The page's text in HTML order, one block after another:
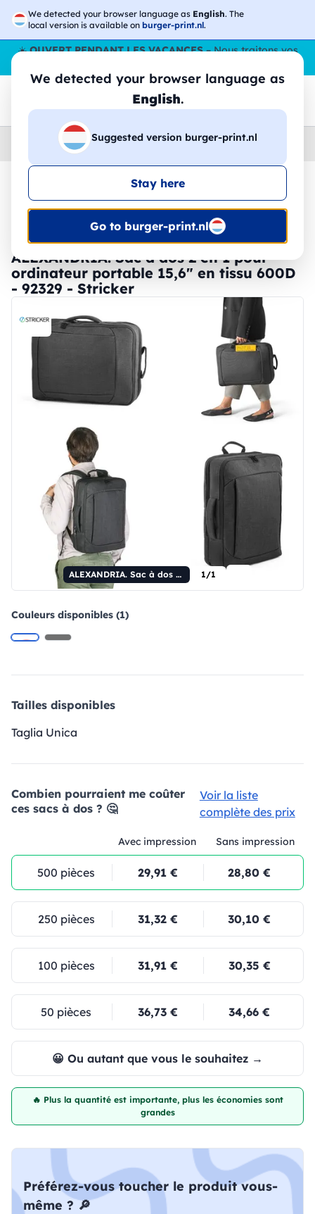
We detected your browser language as English. The
local version is available on burger-print.nl.
We detected your browser language as
English.
Suggested version burger-print.nl
Stay here
Go to burger-print.nl
☀️OUVERT PENDANT LES VACANCES– Nous traitons vos
Accessoires › sacs-a-dos-personnalises
🔥 Impression DTF à -30 %
ALEXANDRIA. Sac à dos 2 en 1 pour
ordinateur portable 15,6" en tissu 600D
- 92329 - Stricker
ALEXANDRIA. Sac à dos 2 en 1 pour ordinateur portable 15,6" en tissu 600D 1/1
Couleurs disponibles (1)
Tailles disponibles
Taglia Unica
Combien pourraient me coûter
ces sacs à dos ? 🤔
Voir la liste
complète des prix
Avec impression Sans impression
500 pièces 29,91 € 28,80 €
250 pièces 31,32 € 30,10 €
100 pièces 31,91 € 30,35 €
50 pièces 36,73 € 34,66 €
😀 Ou autant que vous le souhaitez →
🔥 Plus la quantité est importante, plus les économies sont
grandes
Préférez-vous toucher le produit vous-
même ? 🔎